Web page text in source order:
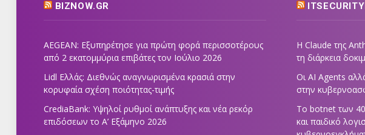
BIZNOW.GR
AEGEAN: Εξυπηρέτησε για πρώτη φορά περισσοτέρους
από 2 εκατομμύρια επιβάτες τον Ιούλιο 2026
Lidl Ελλάς: Διεθνώς αναγνωρισμένα κρασιά στην
κορυφαία σχέση ποιότητας-τιμής
CrediaBank: Υψηλοί ρυθμοί ανάπτυξης και νέα ρεκόρ
επιδόσεων το Α’ Εξάμηνο 2026
Η Claude της
τη διάρκεια
Οι AI Agents
στην
Το botnet των
και παιδικό